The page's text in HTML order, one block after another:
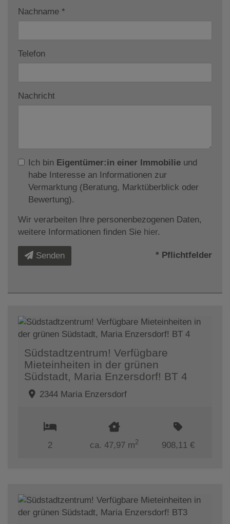
Nachname
Telefon
Nachricht
Ich bin Eigentümer:in einer Immobilie und
habe Interesse an Informationen zur
Vermarktung (Beratung, Marktüberblick oder
Bewertung).
Wir verarbeiten Ihre personenbezogenen Daten,
weitere Informationen finden Sie hier.
Senden * Pflichtfelder
Südstadtzentrum! Verfügbare
Mieteinheiten in der grünen
Südstadt, Maria Enzersdorf! BT 4
2344 Maria Enzersdorf
2 ca. 47,97 m2 908,11 €